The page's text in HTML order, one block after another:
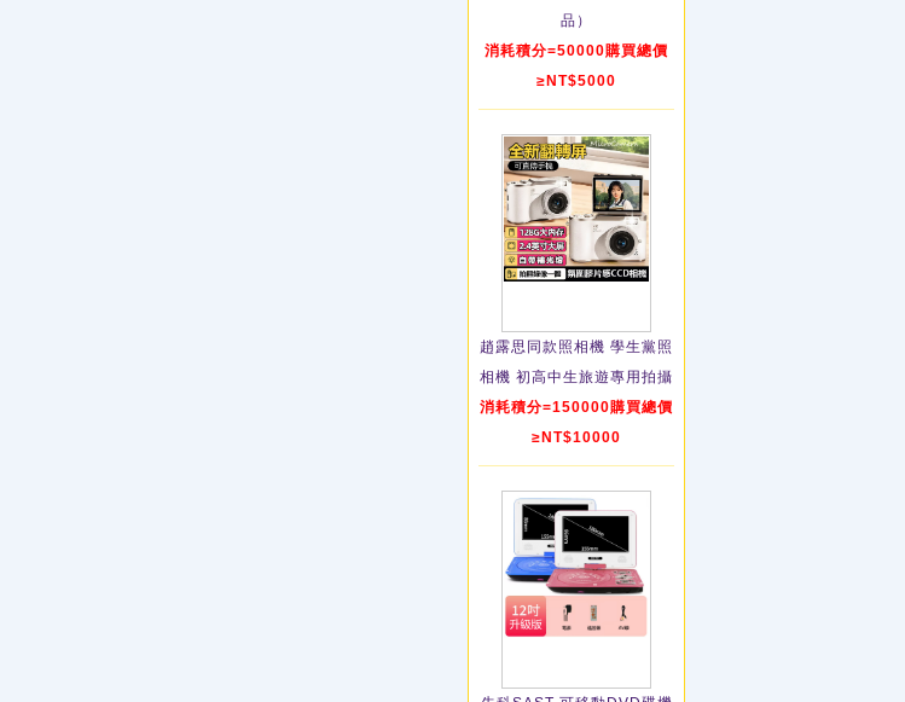
品）
消耗積分=50000購買總價
≥NT$5000
趙露思同款照相機 學生黨照
相機 初高中生旅遊專用拍攝
消耗積分=150000購買總價
≥NT$10000